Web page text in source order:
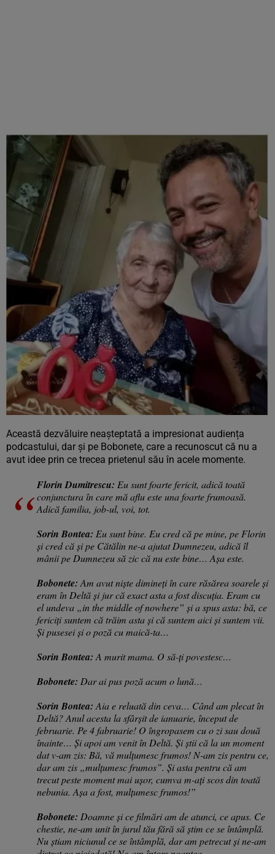
Această dezvăluire neașteptată a impresionat audiența
podcastului, dar și pe Bobonete, care a recunoscut că nu a
avut idee prin ce trecea prietenul său în acele momente.
Florin Dumitrescu: Eu sunt foarte fericit, adică toată
conjunctura în care mă aflu este una foarte frumoasă.
Adică familia, job-ul, voi, tot.
Sorin Bontea: Eu sunt bine. Eu cred că pe mine, pe Florin
și cred că și pe Cătălin ne-a ajutat Dumnezeu, adică îl
mânii pe Dumnezeu să zic că nu este bine… Așa este.
Bobonete: Am avut niște dimineți în care răsărea soarele și
eram în Deltă și jur că exact asta a fost discuția. Eram cu
el undeva „in the middle of nowhere” și a spus asta: bă, ce
fericiți suntem că trăim asta și că suntem aici și suntem vii.
Și pusesei și o poză cu maică-ta…
Sorin Bontea:A murit mama. O să-ți povestesc…
Bobonete: Dar ai pus poză acum o lună…
Sorin Bontea:Aia e reluată din ceva… Când am plecat în
Deltă? Anul acesta la sfârșit de ianuarie, început de
februarie. Pe 4 fabruarie! O îngropasem cu o zi sau două
înainte… Și apoi am venit în Deltă. Și știi că la un moment
dat v-am zis: Bă, vă mulțumesc frumos! N-am zis pentru ce,
dar am zis „mulțumesc frumos”. Și asta pentru că am
trecut peste moment mai ușor, cumva m-ați scos din toată
nebunia. Așa a fost, mulțumesc frumos!”
Bobonete: Doamne și ce filmări am de atunci, ce apus. Ce
chestie, ne-am unit în jurul tău fără să știm ce se întâmplă.
Nu știam niciunul ce se întâmplă, dar am petrecut și ne-am